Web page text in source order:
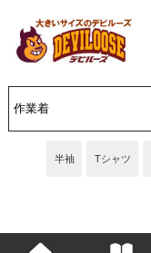
半袖 Tシャツ